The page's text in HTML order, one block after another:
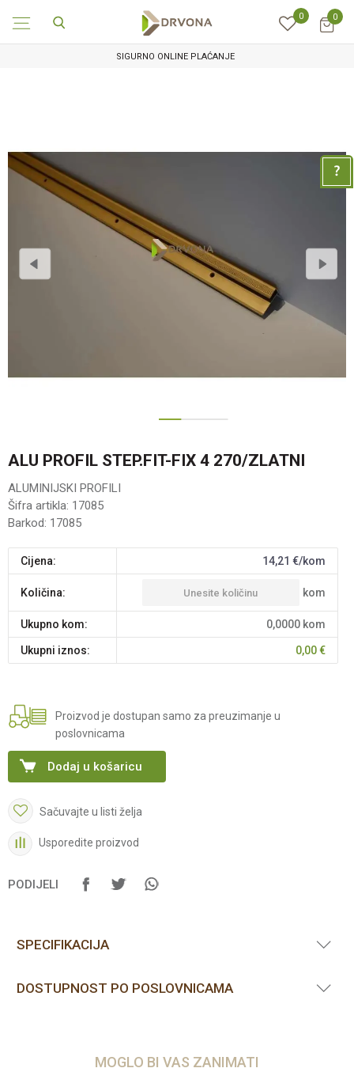
0 0
SIGURNO ONLINE PLAĆANJE
ALU PROFIL STEP.FIT-FIX 4 270/ZLATNI
ALUMINIJSKI PROFILI
Šifra artikla: 17085
Barkod: 17085
Cijena: 14,21 €/kom
Količina: kom
Ukupno kom: 0,0000 kom
Ukupni iznos: 0,00€
Proizvod je dostupan samo za preuzimanje u
poslovnicama
Dodaj u košaricu
Sačuvajte u listi želja
Usporedite proizvod
PODIJELI
SPECIFIKACIJA
DOSTUPNOST PO POSLOVNICAMA
MOGLO BI VAS ZANIMATI